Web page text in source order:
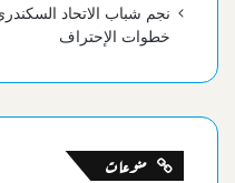
خطوات الإحتراف
منوعات